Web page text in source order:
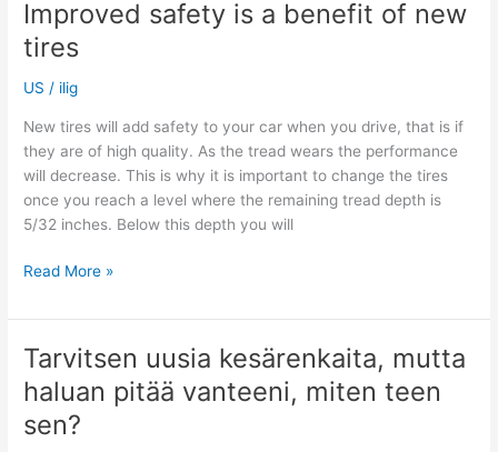
egen
bilservice,
måste
jag
ta
bilen
till
en
Improved safety is a benefit of new
tires
US / ilig
New tires will add safety to your car when you drive, that is if
they are of high quality. As the tread wears the performance
will decrease. This is why it is important to change the tires
once you reach a level where the remaining tread depth is
5/32 inches. Below this depth you will
Improved
is
a
benefit
of
new
tires
Read More »
Tarvitsen uusia kesärenkaita, mutta
haluan pitää vanteeni, miten teen
sen?